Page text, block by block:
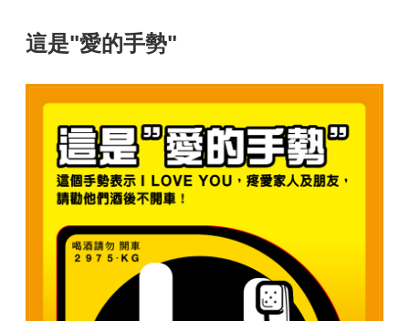
這是"愛的手勢"